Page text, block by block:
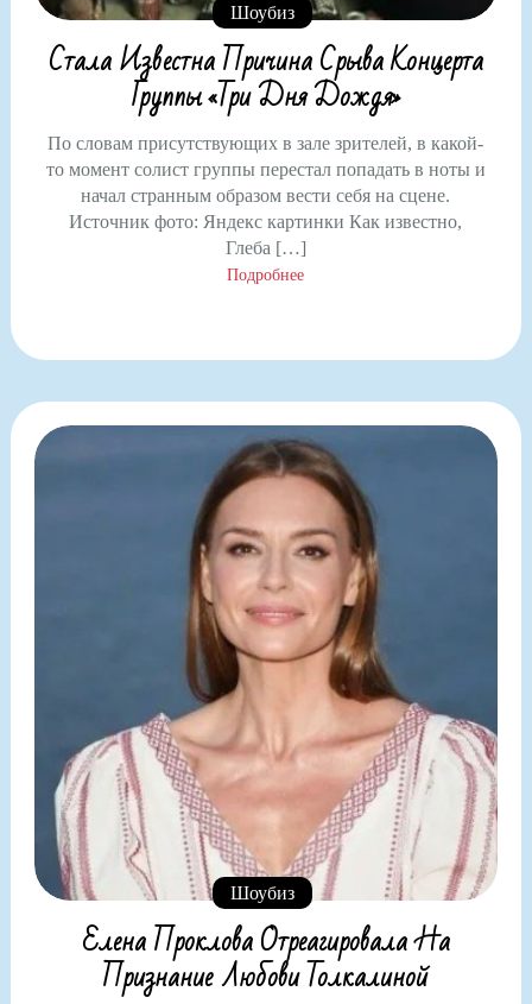
Шоубиз
Стала Известна Причина Срыва Концерта
Группы «Три Дня Дождя»
По словам присутствующих в зале зрителей, в какой-
то момент солист группы перестал попадать в ноты и
начал странным образом вести себя на сцене.
Источник фото: Яндекс картинки Как известно,
Глеба […]
Подробнее
Шоубиз
Елена Проклова Отреагировала На
Признание Любови Толкалиной